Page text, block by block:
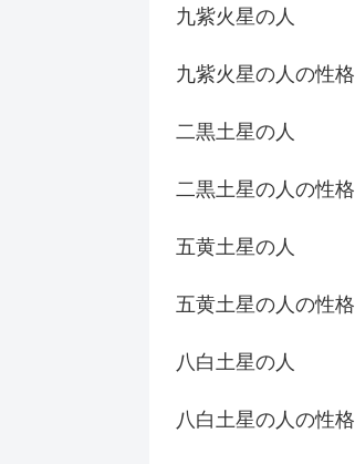
九紫火星の人
九紫火星の人の性格
二黒土星の人
二黒土星の人の性格
五黄土星の人
五黄土星の人の性格
八白土星の人
八白土星の人の性格